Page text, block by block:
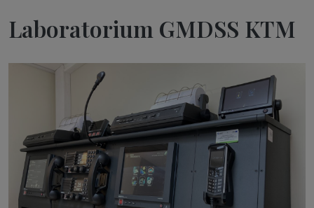
Laboratorium GMDSS KTM